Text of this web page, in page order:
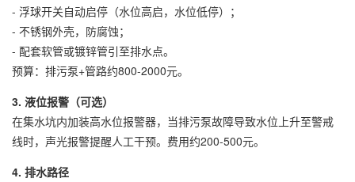
- 浮球开关自动启停（水位高启，水位低停）；
- 不锈钢外壳，防腐蚀；
- 配套软管或镀锌管引至排水点。
预算：排污泵+管路约800-2000元。
3. 液位报警（可选）
在集水坑内加装高水位报警器，当排污泵故障导致水位上升至警戒
线时，声光报警提醒人工干预。费用约200-500元。
4. 排水路径